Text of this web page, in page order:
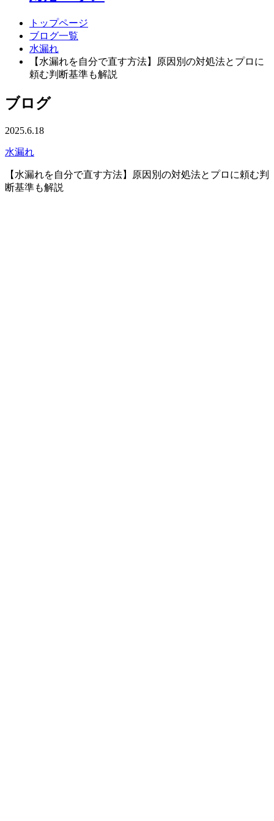
トップページ
ブログ一覧
水漏れ
【水漏れを自分で直す方法】原因別の対処法とプロに
頼む判断基準も解説
ブログ
2025.6.18
水漏れ
【水漏れを自分で直す方法】原因別の対処法とプロに頼む判
断基準も解説